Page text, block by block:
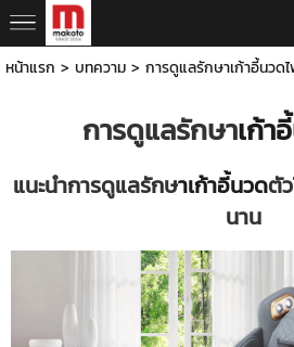
หน้าแรก > บทความ> การดูแลรักษาเก้าอี้นวด
การดูแลรักษาเก้า
แนะนำการดูแลรักษาเก้าอี้นวดตั
นาน